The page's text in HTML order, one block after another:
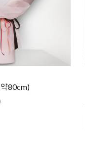
80cm)